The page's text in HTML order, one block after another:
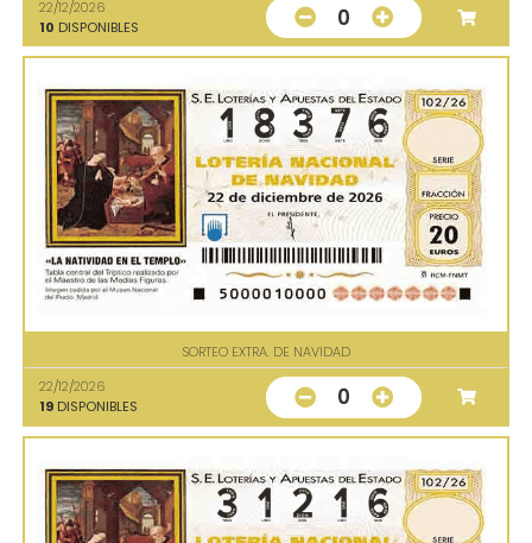
22/12/2026
10 DISPONIBLES 0
SORTEO EXTRA. DE NAVIDAD
22/12/2026
19 DISPONIBLES 0